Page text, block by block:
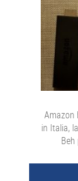
Amazon
in Italia,